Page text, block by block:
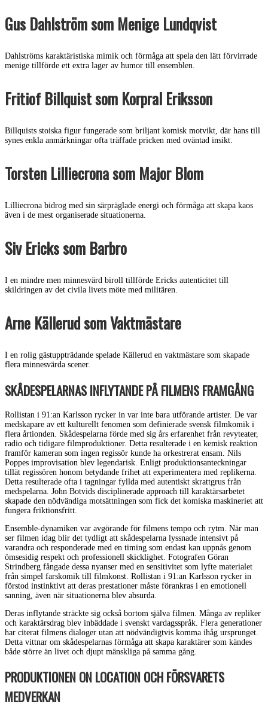
Gus Dahlström som Menige Lundqvist
Dahlströms karaktäristiska mimik och förmåga att spela den lätt förvirrade
menige tillförde ett extra lager av humor till ensemblen.
Fritiof Billquist som Korpral Eriksson
Billquists stoiska figur fungerade som briljant komisk motvikt, där hans till
synes enkla anmärkningar ofta träffade pricken med oväntad insikt.
Torsten Lilliecrona som Major Blom
Lilliecrona bidrog med sin särpräglade energi och förmåga att skapa kaos
även i de mest organiserade situationerna.
Siv Ericks som Barbro
I en mindre men minnesvärd biroll tillförde Ericks autenticitet till
skildringen av det civila livets möte med militären.
Arne Källerud som Vaktmästare
I en rolig gästuppträdande spelade Källerud en vaktmästare som skapade
flera minnesvärda scener.
SKÅDESPELARNAS INFLYTANDE PÅ FILMENS FRAMGÅNG
Rollistan i 91:an Karlsson rycker in var inte bara utförande artister. De var
medskapare av ett kulturellt fenomen som definierade svensk filmkomik i
flera årtionden. Skådespelarna förde med sig års erfarenhet från revyteater,
radio och tidigare filmproduktioner. Detta resulterade i en kemisk reaktion
framför kameran som ingen regissör kunde ha orkestrerat ensam. Nils
Poppes improvisation blev legendarisk. Enligt produktionsanteckningar
tillät regissören honom betydande frihet att experimentera med replikerna.
Detta resulterade ofta i tagningar fyllda med autentiskt skrattgrus från
medspelarna. John Botvids disciplinerade approach till karaktärsarbetet
skapade den nödvändiga motsättningen som fick det komiska maskineriet att
fungera friktionsfritt.
Ensemble-dynamiken var avgörande för filmens tempo och rytm. När man
ser filmen idag blir det tydligt att skådespelarna lyssnade intensivt på
varandra och responderade med en timing som endast kan uppnås genom
ömsesidig respekt och professionell skicklighet. Fotografen Göran
Strindberg fångade dessa nyanser med en sensitivitet som lyfte materialet
från simpel farskomik till filmkonst. Rollistan i 91:an Karlsson rycker in
förstod instinktivt att deras prestationer måste förankras i en emotionell
sanning, även när situationerna blev absurda.
Deras inflytande sträckte sig också bortom själva filmen. Många av repliker
och karaktärsdrag blev inbäddade i svenskt vardagsspråk. Flera generationer
har citerat filmens dialoger utan att nödvändigtvis komma ihåg ursprunget.
Detta vittnar om skådespelarnas förmåga att skapa karaktärer som kändes
både större än livet och djupt mänskliga på samma gång.
PRODUKTIONEN ON LOCATION OCH FÖRSVARETS
MEDVERKAN